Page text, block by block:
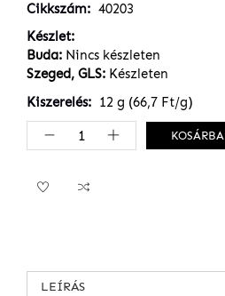
Cikkszám
40203
Készlet
Buda: Nincs készleten
Szeged, GLS: Készleten
Kiszerelés
12 g (66,7 Ft/g)
KOSÁRBA
LEÍRÁS